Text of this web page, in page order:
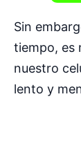
Sin
tiempo, es
nuestro
lento y